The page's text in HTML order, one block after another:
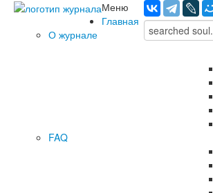
Меню
Главная
О журнале
FAQ